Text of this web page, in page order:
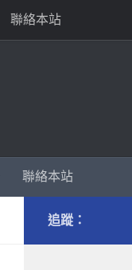
聯絡本站
聯絡本站
追蹤：